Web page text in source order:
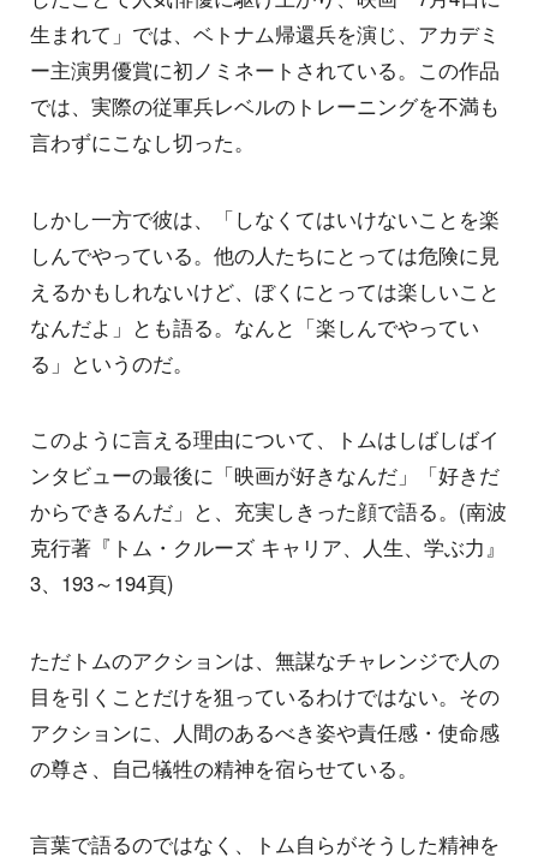
生まれて」では、ベトナム帰還兵を演じ、アカデミ
ー主演男優賞に初ノミネートされている。この作品
では、実際の従軍兵レベルのトレーニングを不満も
言わずにこなし切った。
しかし一方で彼は、「しなくてはいけないことを楽
しんでやっている。他の人たちにとっては危険に見
えるかもしれないけど、ぼくにとっては楽しいこと
なんだよ」とも語る。なんと「楽しんでやってい
る」というのだ。
このように言える理由について、トムはしばしばイ
ンタビューの最後に「映画が好きなんだ」「好きだ
からできるんだ」と、充実しきった顔で語る。(南波
克行著『トム・クルーズ キャリア、人生、学ぶ力』
3、193～194頁)
ただトムのアクションは、無謀なチャレンジで人の
目を引くことだけを狙っているわけではない。その
アクションに、人間のあるべき姿や責任感・使命感
の尊さ、自己犠牲の精神を宿らせている。
言葉で語るのではなく、トム自らがそうした精神を